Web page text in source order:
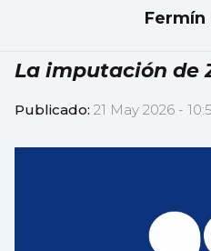
Fermín
La imputación de
Publicado: 21 May 2026 -